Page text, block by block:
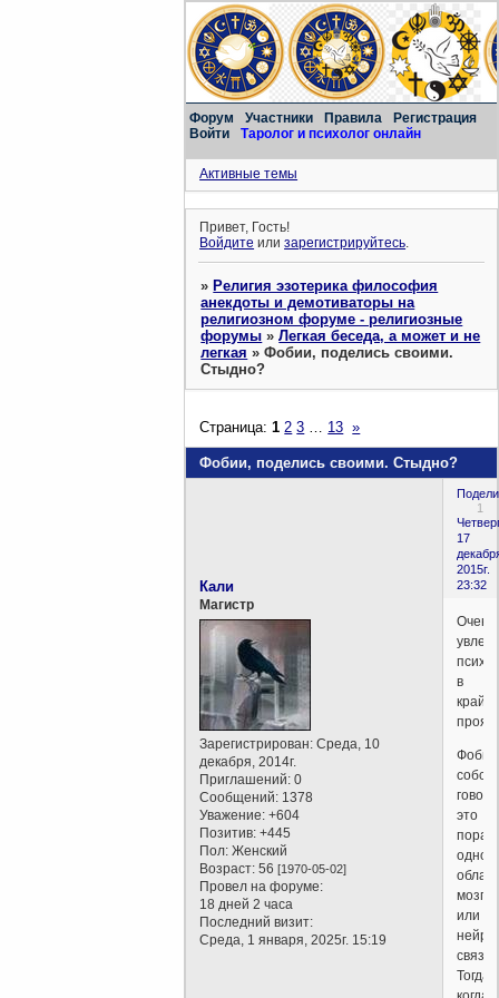
Форум Участники Правила
Регистрация
Войти
Таролог и психолог онлайн
Активные темы
Привет, Гость!
Войдите илизарегистрируйтесь.
»Религия эзотерика философия
анекдоты и демотиваторы на
религиозном форуме - религиозные
форумы »Легкая беседа, а может и не
легкая »Фобии, поделись своими.
Стыдно?
Фобии, поделись своими. Стыдно?
Страница:1 2 3 13 »
1
17
2015г.
23:32
Кали
Магистр
Зарегистрирован: Среда, 10
декабря, 2014г.
Приглашений: 0
Сообщений: 1378
Уважение: +604
Позитив: +445
Пол: Женский
Возраст: 56[1970-05-02]
Провел на форуме:
18 дней 2 часа
Последний визит:
Среда, 1 января, 2025г. 15:19
Очень
в
это
одной
мозга
или
Тогда